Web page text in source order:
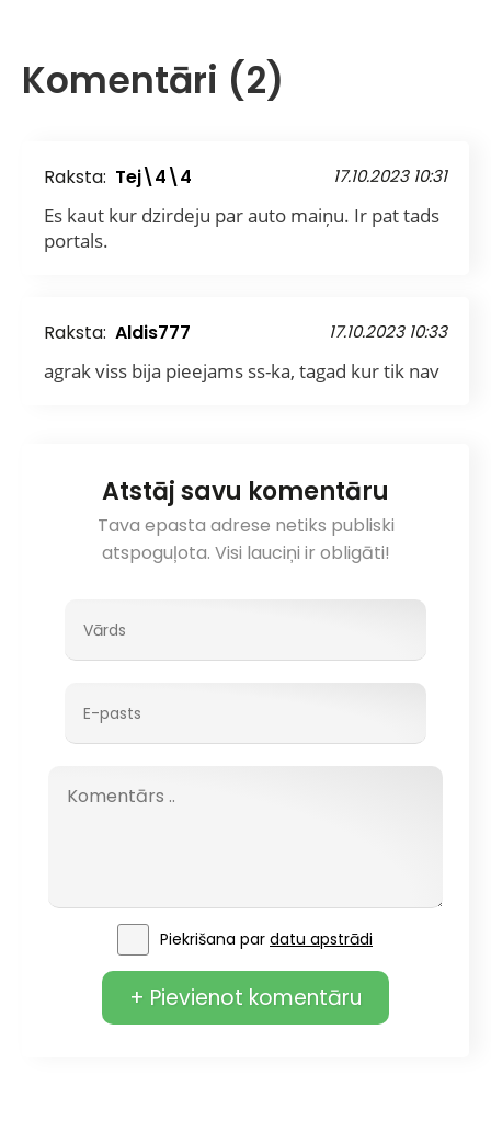
Komentāri (2)
Raksta: Tej\4\4 17.10.2023 10:31
Es kaut kur dzirdeju par auto maiņu. Ir pat tads
portals.
Raksta: Aldis777 17.10.2023 10:33
agrak viss bija pieejams ss-ka, tagad kur tik nav
Atstāj savu komentāru
Tava epasta adrese netiks publiski
atspoguļota. Visi lauciņi ir obligāti!
Piekrišana par datu apstrādi
+ Pievienot komentāru